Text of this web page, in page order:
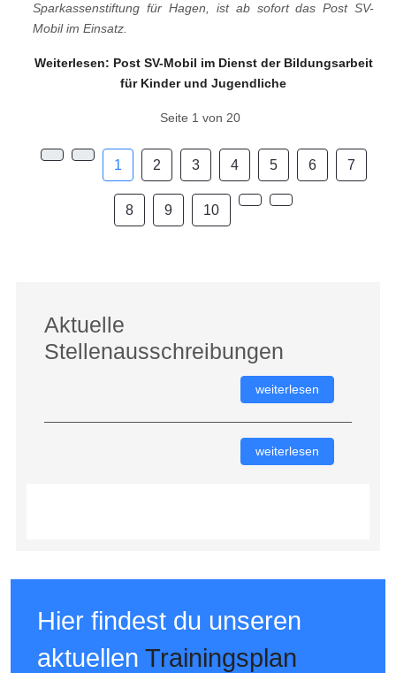
Sparkassenstiftung für Hagen, ist ab sofort das Post SV-
Mobil im Einsatz.
Weiterlesen: Post SV-Mobil im Dienst der Bildungsarbeit
für Kinder und Jugendliche
Seite 1 von 20
1 2 3 4 5 6 7
8 9 10
Aktuelle
Stellenausschreibungen
weiterlesen
weiterlesen
Hier findest du unseren
aktuellen Trainingsplan